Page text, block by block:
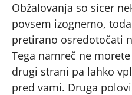
Obžalovanja so sicer
povsem izognemo,
pretirano osredotočati
Tega namreč ne
drugi strani pa lahko
pred vami. Druga